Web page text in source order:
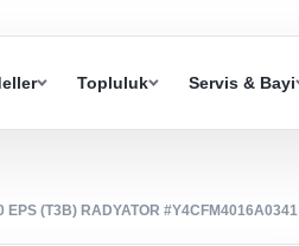
Topluluk Servis & Bayi
EPS (T3B) RADYATOR #Y4CFM4016A0341